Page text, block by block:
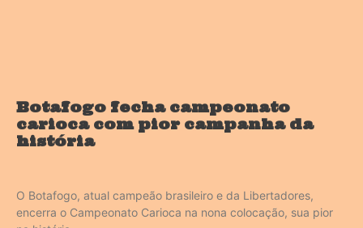
Botafogo fecha campeonato
carioca com pior campanha da
história
O Botafogo, atual campeão brasileiro e da Libertadores,
encerra o Campeonato Carioca na nona colocação, sua pior